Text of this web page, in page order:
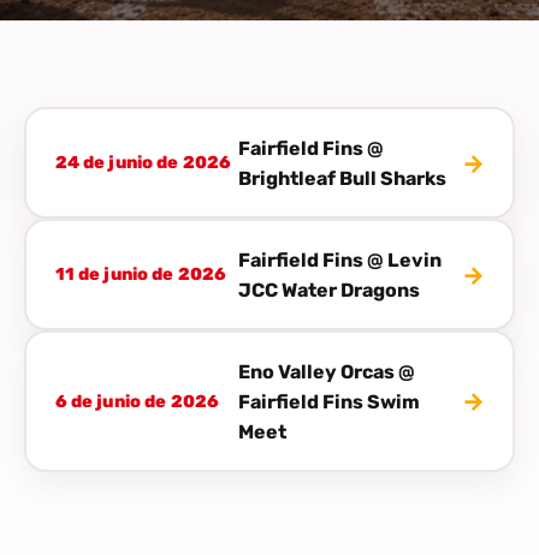
24 de junio de 2026
Fairfield Fins @
Brightleaf Bull Sharks
→
11 de junio de 2026
Fairfield Fins @ Levin
JCC Water Dragons
→
6 de junio de 2026
Eno Valley Orcas @
Fairfield Fins Swim
Meet
→